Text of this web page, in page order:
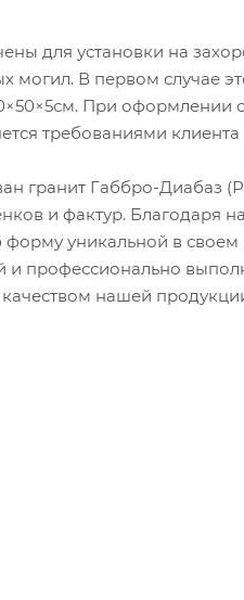
для установки на
могил. В первом случае
При оформлении
требованиями
гранит Габбро-Диабаз
и фактур. Благодаря
уникальной в своем
и профессионально
нашей